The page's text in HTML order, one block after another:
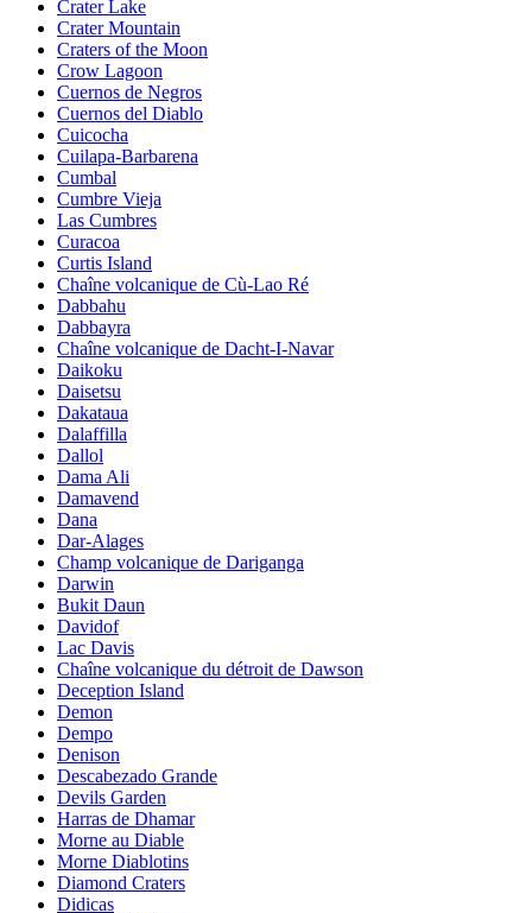
Crater Lake
Crater Mountain
Craters of the Moon
Crow Lagoon
Cuernos de Negros
Cuernos del Diablo
Cuicocha
Cuilapa-Barbarena
Cumbal
Cumbre Vieja
Las Cumbres
Curacoa
Curtis Island
Chaîne volcanique de Cù-Lao Ré
Dabbahu
Dabbayra
Chaîne volcanique de Dacht-I-Navar
Daikoku
Daisetsu
Dakataua
Dalaffilla
Dallol
Dama Ali
Damavend
Dana
Dar-Alages
Champ volcanique de Dariganga
Darwin
Bukit Daun
Davidof
Lac Davis
Chaîne volcanique du détroit de Dawson
Deception Island
Demon
Dempo
Denison
Descabezado Grande
Devils Garden
Harras de Dhamar
Morne au Diable
Morne Diablotins
Diamond Craters
Didicas